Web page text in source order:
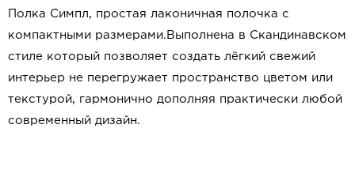
Полка Симпл, простая лаконичная полочка с
компактными размерами.Выполнена в Скандинавском
стиле который позволяет создать лёгкий свежий
интерьер не перегружает пространство цветом или
текстурой, гармонично дополняя практически любой
современный дизайн.